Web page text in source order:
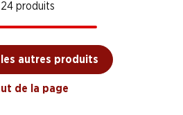
24 produits
autres produits
de la page